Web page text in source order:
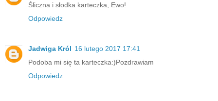
Śliczna i słodka karteczka, Ewo!
Odpowiedz
Jadwiga Król 16 lutego 2017 17:41
Podoba mi się ta karteczka:)Pozdrawiam
Odpowiedz